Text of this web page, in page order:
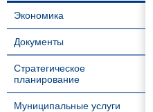
Экономика
Документы
Стратегическое
планирование
Муниципальные услуги